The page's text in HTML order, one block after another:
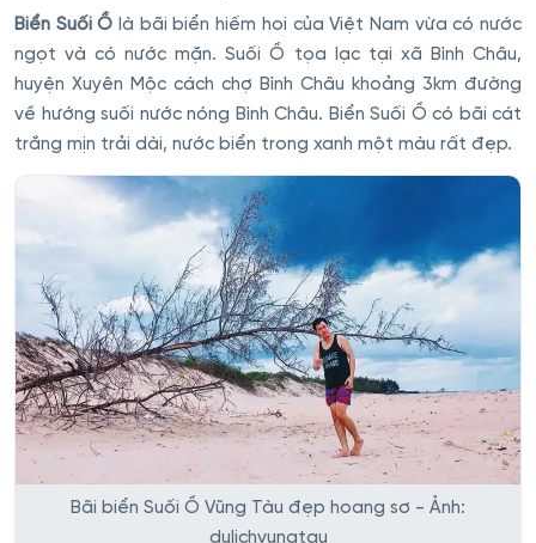
Biển Suối Ồ là bãi biển hiếm hoi của Việt Nam vừa có nước
ngọt và có nước mặn. Suối Ồ tọa lạc tại xã Bình Châu,
huyện Xuyên Mộc cách chợ Bình Châu khoảng 3km đường
về hướng suối nước nóng Bình Châu. Biển Suối Ồ có bãi cát
trắng mịn trải dài, nước biển trong xanh một màu rất đẹp.
Bãi biển Suối Ồ Vũng Tàu đẹp hoang sơ - Ảnh:
dulichvungtau